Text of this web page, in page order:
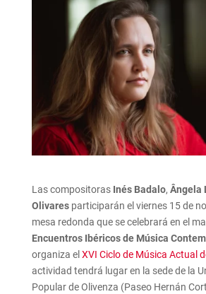
Las compositoras Inés Badalo, Ângela
Olivaresparticiparán el viernes 15 de
mesa redonda que se celebrará en el
Encuentros Ibéricos de Música
organiza el XVI Ciclo de Música Actual
actividad tendrá lugar en la sede de la
Popular de Olivenza (Paseo Hernán